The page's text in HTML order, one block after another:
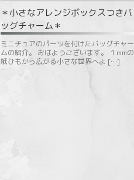
＊小さなアレンジボックスつきバ
ッグチャーム＊
ミニチュアのパーツを付けたバッグチャー
ムの紹介。 おはようございます。 １mmの
紙ひもから広がる小さな世界へよ […]